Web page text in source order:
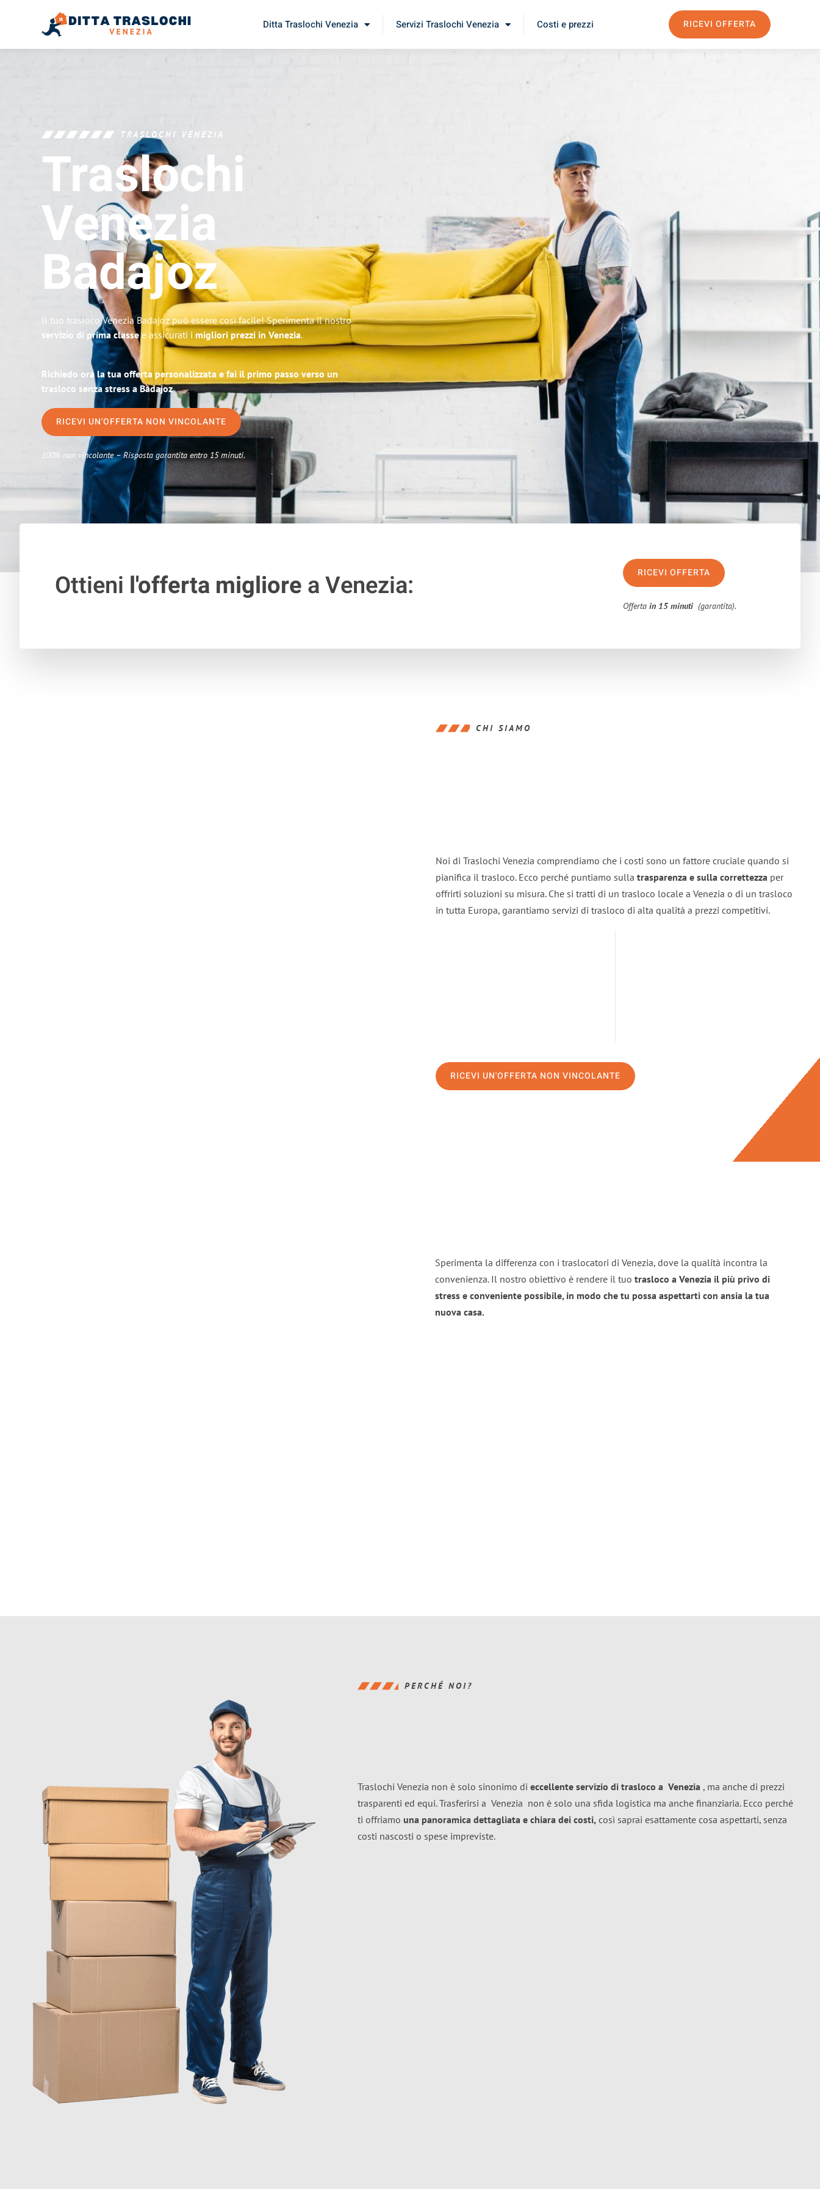
Ditta Traslochi Venezia Servizi Traslochi Venezia Costi e prezzi RICEVI OFFERTA
TRASLOCHI VENEZIA
Traslochi
Venezia
Badajoz
Il tuo trasloco Venezia Badajoz può essere così facile! Sperimenta il nostro
servizio di prima classee assicurati i migliori prezzi in Venezia.
Richiedo ora la tua offerta personalizzata e fai il primo passo verso un
trasloco senza stress a Badajoz
RICEVI UN'OFFERTA NON VINCOLANTE
100% non vincolante – Risposta garantita entro 15 minuti.
Ottieni l'offerta migliorea Venezia: RICEVI OFFERTA
Offertain 15 minuti (garantita).
CHI SIAMO
Noi di Traslochi Venezia comprendiamo che i costi sono un fattore cruciale quando si
pianifica il trasloco. Ecco perché puntiamo sulla trasparenza e sulla correttezza per
offrirti soluzioni su misura. Che si tratti di un trasloco locale a Venezia o di un trasloco
in tutta Europa, garantiamo servizi di trasloco di alta qualità a prezzi competitivi.
RICEVI UN'OFFERTA NON VINCOLANTE
Sperimenta la differenza con i traslocatori di Venezia, dove la qualità incontra la
convenienza. Il nostro obiettivo è rendere il tuo trasloco a Venezia il più privo di
stress e conveniente possibile, in modo che tu possa aspettarti con ansia la tua
nuova casa.
PERCHÉ NOI?
Traslochi Venezia non è solo sinonimo di eccellente servizio di trasloco a Venezia , ma anche di prezzi
trasparenti ed equi. Trasferirsi a Venezia non è solo una sfida logistica ma anche finanziaria. Ecco perché
ti offriamo una panoramica dettagliata e chiara dei costi, così saprai esattamente cosa aspettarti, senza
costi nascosti o spese impreviste.